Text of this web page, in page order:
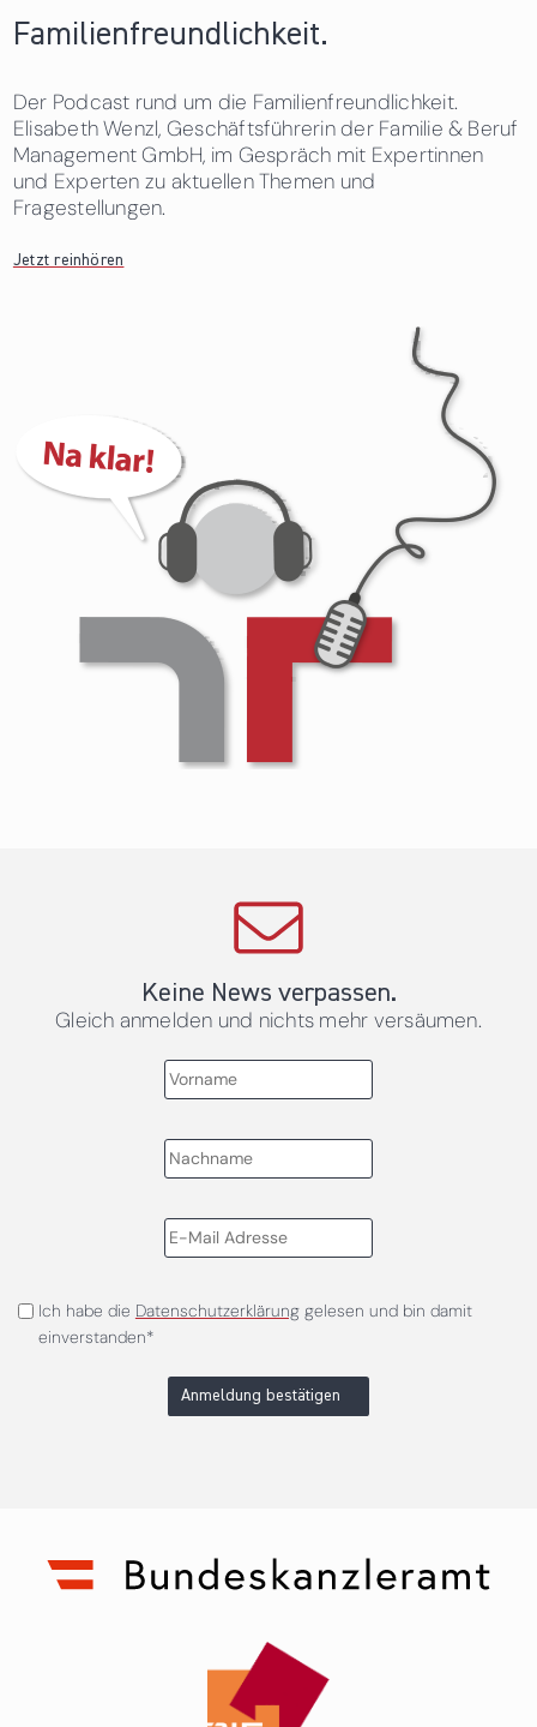
Familienfreundlichkeit.
Der Podcast rund um die Familienfreundlichkeit.
Elisabeth Wenzl, Geschäftsführerin der Familie & Beruf
Management GmbH, im Gespräch mit Expertinnen
und Experten zu aktuellen Themen und
Fragestellungen.
Jetzt reinhören
Keine News verpassen.
Gleich anmelden und nichts mehr versäumen.
Ich habe die Datenschutzerklärunggelesen und bin damit
einverstanden*
Anmeldung bestätigen